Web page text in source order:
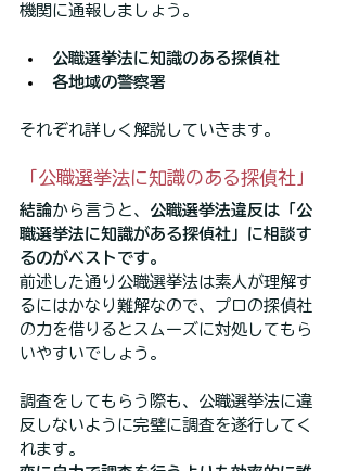
機関に通報しましょう。
公職選挙法に知識のある探偵社
各地域の警察署
それぞれ詳しく解説していきます。
「公職選挙法に知識のある探偵社」
結論から言うと、 公職選挙法違反は「公
職選挙法に知識がある探偵社」に相談す
るのがベストです。
前述した通り公職選挙法は素人が理解す
るにはかなり難解なので、プロの探偵社
の力を借りるとスムーズに対処してもら
いやすいでしょう。
調査をしてもらう際も、公職選挙法に違
反しないように完璧に調査を遂行してく
れます。